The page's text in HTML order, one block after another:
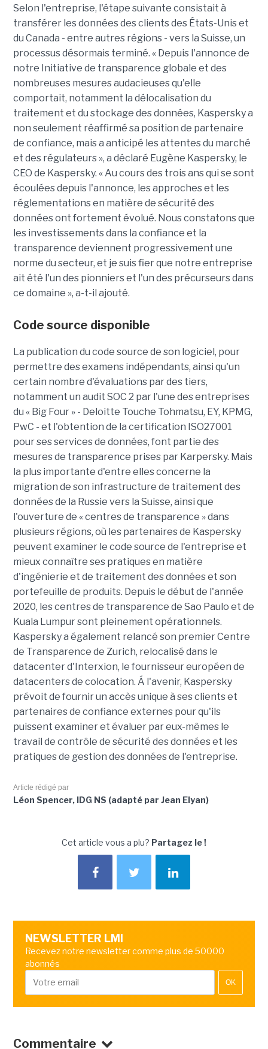
Selon l'entreprise, l'étape suivante consistait à
transférer les données des clients des États-Unis et
du Canada - entre autres régions - vers la Suisse, un
processus désormais terminé. « Depuis l'annonce de
notre Initiative de transparence globale et des
nombreuses mesures audacieuses qu'elle
comportait, notamment la délocalisation du
traitement et du stockage des données, Kaspersky a
non seulement réaffirmé sa position de partenaire
de confiance, mais a anticipé les attentes du marché
et des régulateurs », a déclaré Eugène Kaspersky, le
CEO de Kaspersky. « Au cours des trois ans qui se sont
écoulées depuis l'annonce, les approches et les
réglementations en matière de sécurité des
données ont fortement évolué. Nous constatons que
les investissements dans la confiance et la
transparence deviennent progressivement une
norme du secteur, et je suis fier que notre entreprise
ait été l'un des pionniers et l'un des précurseurs dans
ce domaine », a-t-il ajouté.
Code source disponible
La publication du code source de son logiciel, pour
permettre des examens indépendants, ainsi qu'un
certain nombre d'évaluations par des tiers,
notamment un audit SOC 2 par l'une des entreprises
du « Big Four » - Deloitte Touche Tohmatsu, EY, KPMG,
PwC - et l'obtention de la certification ISO27001
pour ses services de données, font partie des
mesures de transparence prises par Karpersky. Mais
la plus importante d'entre elles concerne la
migration de son infrastructure de traitement des
données de la Russie vers la Suisse, ainsi que
l'ouverture de « centres de transparence » dans
plusieurs régions, où les partenaires de Kaspersky
peuvent examiner le code source de l'entreprise et
mieux connaître ses pratiques en matière
d'ingénierie et de traitement des données et son
portefeuille de produits. Depuis le début de l'année
2020, les centres de transparence de Sao Paulo et de
Kuala Lumpur sont pleinement opérationnels.
Kaspersky a également relancé son premier Centre
de Transparence de Zurich, relocalisé dans le
datacenter d'Interxion, le fournisseur européen de
datacenters de colocation. Á l'avenir, Kaspersky
prévoit de fournir un accès unique à ses clients et
partenaires de confiance externes pour qu'ils
puissent examiner et évaluer par eux-mêmes le
travail de contrôle de sécurité des données et les
pratiques de gestion des données de l'entreprise.
Article rédigé par
Léon Spencer, IDG NS (adapté par Jean Elyan)
Cet article vous a plu? Partagez le !
NEWSLETTER LMI
Recevez notre newsletter comme plus de 50000
abonnés
OK
Commentaire